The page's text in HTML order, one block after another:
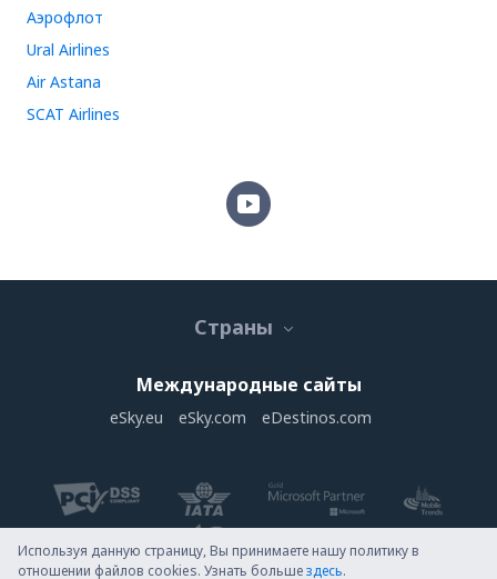
Аэрофлот
Ural Airlines
Air Astana
SCAT Airlines
Страны
Международные сайты
eSky.eu eSky.com eDestinos.com
Используя данную страницу, Вы принимаете нашу политику в
отношении файлов cookies. Узнать большездесь.